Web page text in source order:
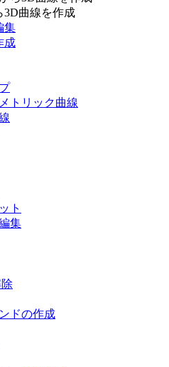
3D曲線を作成
集
成
トリック曲線
ト
集
ドの作成